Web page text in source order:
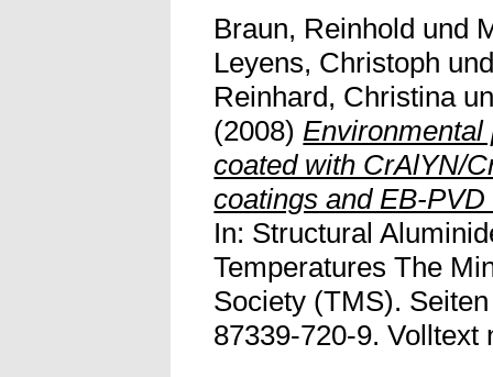
Braun, Reinhold und
Leyens, Christoph
Reinhard, Christina
(2008)
coated with CrAlYN/
coatings and EB-
In: Structural
Temperatures The
Society (TMS).
87339-720-9. Volltext